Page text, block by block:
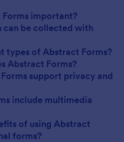
important?
be collected with
types of Abstract Forms?
Abstract Forms?
support privacy and
include multimedia
of using Abstract
forms?